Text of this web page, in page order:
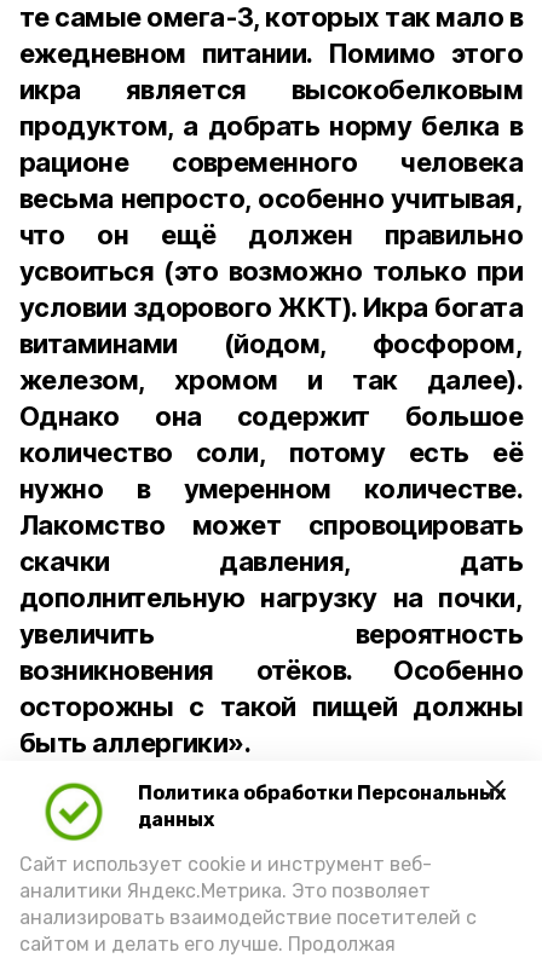
Политика обработки Персональных
данных
Сайт использует cookie и инструмент веб-
аналитики Яндекс.Метрика. Это позволяет
анализировать взаимодействие посетителей с
сайтом и делать его лучше. Продолжая
те самые омега-3, которых так мало в
ежедневном питании. Помимо этого
икра является высокобелковым
продуктом, а добрать норму белка в
рационе современного человека
весьма непросто, особенно учитывая,
что он ещё должен правильно
усвоиться (это возможно только при
условии здорового ЖКТ). Икра богата
витаминами (йодом, фосфором,
железом, хромом и так далее).
Однако она содержит большое
количество соли, потому есть её
нужно в умеренном количестве.
Лакомство может спровоцировать
скачки давления, дать
дополнительную нагрузку на почки,
увеличить вероятность
возникновения отёков. Особенно
осторожны с такой пищей должны
быть аллергики».
Для взрослого человека безопасной
порцией икры считается 30-50 граммов
(2-3 ложки). При этом следует обратить
внимание на хлеб, с которым она
подаётся: лучше выбирать